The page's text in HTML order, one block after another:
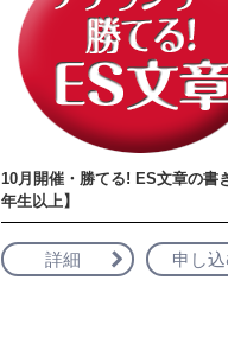
10月開催・勝てる! ES文章の書
年生以上】
詳細 申し